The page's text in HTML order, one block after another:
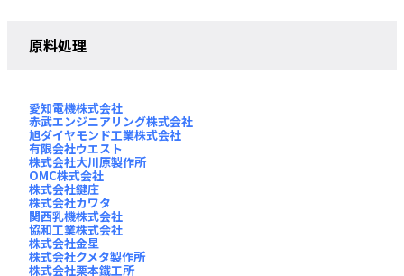
原料処理
愛知電機株式会社
赤武エンジニアリング株式会社
旭ダイヤモンド工業株式会社
有限会社ウエスト
株式会社大川原製作所
OMC株式会社
株式会社鍵庄
株式会社カワタ
関西乳機株式会社
協和工業株式会社
株式会社金星
株式会社クメタ製作所
株式会社栗本鐵工所